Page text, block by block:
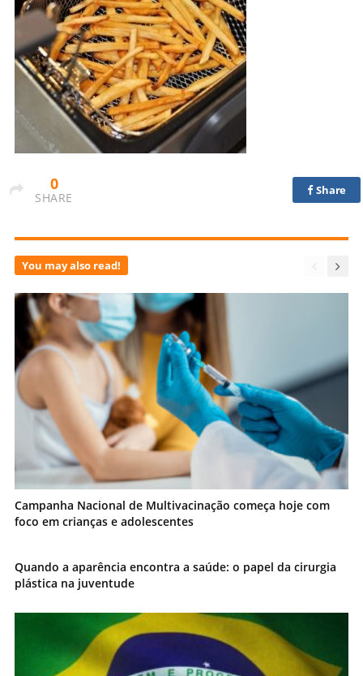
0
SHARE
Share
You may also read!
Campanha Nacional de Multivacinação começa hoje com
foco em crianças e adolescentes
Quando a aparência encontra a saúde: o papel da cirurgia
plástica na juventude